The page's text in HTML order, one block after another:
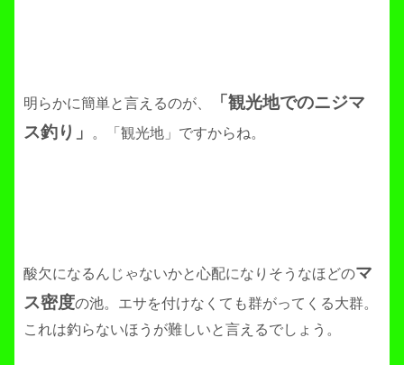
明らかに簡単と言えるのが、
「観光地でのニジマ
ス釣り」
。「観光地」ですからね。
酸欠になるんじゃないかと心配になりそうなほどのマ
ス密度の池。エサを付けなくても群がってくる大群。
これは釣らないほうが難しいと言えるでしょう。